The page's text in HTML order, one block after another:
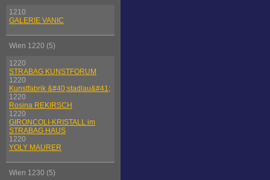
1210
GALERIE VANIC
Wien 1220 (5)
1220
STRABAG KUNSTFORUM
1220
Kunstfabrik &#40;stadlau&#41;
1220
Rosina REKIRSCH
1220
GIRONCOLI-KRISTALL im
STRABAG HAUS
1220
YOLY MAURER
Wien 1230 (5)